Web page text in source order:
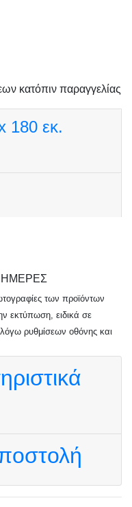
κατόπιν παραγγελίας
180 εκ.
ΗΜΕΡΕΣ
των προϊόντων
εκτύπωση, ειδικά σε
ρυθμίσεων οθόνης και